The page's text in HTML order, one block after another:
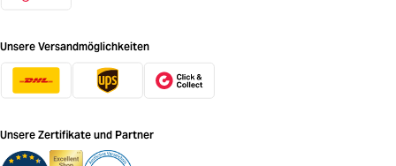
Unsere Versandmöglichkeiten
Unsere Zertifikate und Partner